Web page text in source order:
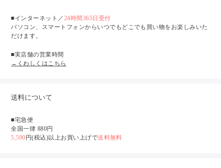
■インターネット／ 24時間365日受付
パソコン、スマートフォンからいつでもどこでも買い物をお楽しみいた
だけます。
■実店舗の営業時間
→くわしくはこちら
送料について
■宅急便
全国一律 880円
5,500 円(税込)以上お買い上げで送料無料